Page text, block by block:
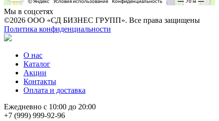
Мы в соцсетях
©2026 ООО «СД БИЗНЕС ГРУПП». Все права защищены
Политика конфиденциальности
О нас
Каталог
Акции
Контакты
Оплата и доставка
Ежедневно с 10:00 до 20:00
+7 (999) 999-92-96